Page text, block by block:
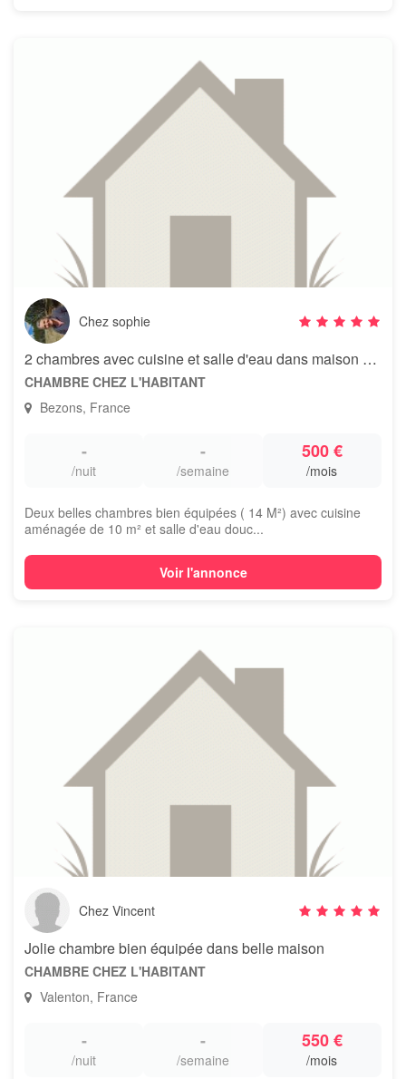
Chez sophie
2 chambres avec cuisine et salle d'eau dans maison de musicienne
CHAMBRE CHEZ L'HABITANT
Bezons, France
-
/nuit
-
/semaine
500 €
/mois
Deux belles chambres bien équipées ( 14 M²) avec cuisine
aménagée de 10 m² et salle d'eau douc...
Voir l'annonce
Chez Vincent
Jolie chambre bien équipée dans belle maison
CHAMBRE CHEZ L'HABITANT
Valenton, France
-
/nuit
-
/semaine
550 €
/mois